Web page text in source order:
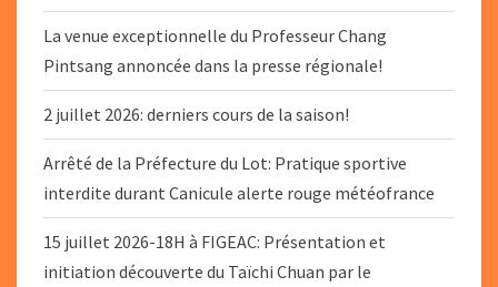
La venue exceptionnelle du Professeur Chang
Pintsang annoncée dans la presse régionale!
2 juillet 2026: derniers cours de la saison!
Arrêté de la Préfecture du Lot: Pratique sportive
interdite durant Canicule alerte rouge météofrance
15 juillet 2026-18H à FIGEAC: Présentation et
initiation découverte du Taïchi Chuan par le